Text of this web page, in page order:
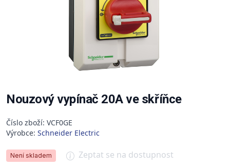
Nouzový vypínač 20A ve skříňce
Číslo zboží: VCF0GE
Výrobce: Schneider Electric
Není skladem Zeptat se na dostupnost